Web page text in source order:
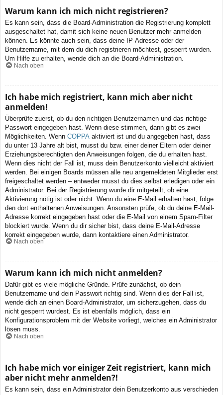
Warum kann ich mich nicht registrieren?
Es kann sein, dass die Board-Administration die Registrierung komplett
ausgeschaltet hat, damit sich keine neuen Benutzer mehr anmelden
können. Es könnte auch sein, dass deine IP-Adresse oder der
Benutzername, mit dem du dich registrieren möchtest, gesperrt wurden.
Um Hilfe zu erhalten, wende dich an die Board-Administration.
Nach oben
Ich habe mich registriert, kann mich aber nicht
anmelden!
Überprüfe zuerst, ob du den richtigen Benutzernamen und das richtige
Passwort eingegeben hast. Wenn diese stimmen, dann gibt es zwei
Möglichkeiten. Wenn COPPA aktiviert ist und du angegeben hast, dass
du unter 13 Jahre alt bist, musst du bzw. einer deiner Eltern oder deiner
Erziehungsberechtigten den Anweisungen folgen, die du erhalten hast.
Wenn dies nicht der Fall ist, muss dein Benutzerkonto vielleicht aktiviert
werden. Bei einigen Boards müssen alle neu angemeldeten Mitglieder erst
freigeschaltet werden – entweder musst du dies selbst erledigen oder ein
Administrator. Bei der Registrierung wurde dir mitgeteilt, ob eine
Aktivierung nötig ist oder nicht. Wenn du eine E-Mail erhalten hast, folge
den dort enthaltenen Anweisungen. Ansonsten prüfe, ob du deine E-Mail-
Adresse korrekt eingegeben hast oder die E-Mail von einem Spam-Filter
blockiert wurde. Wenn du dir sicher bist, dass deine E-Mail-Adresse
korrekt eingegeben wurde, dann kontaktiere einen Administrator.
Nach oben
Warum kann ich mich nicht anmelden?
Dafür gibt es viele mögliche Gründe. Prüfe zunächst, ob dein
Benutzername und dein Passwort richtig sind. Wenn dies der Fall ist,
wende dich an einen Board-Administrator, um sicherzugehen, dass du
nicht gesperrt wurdest. Es ist ebenfalls möglich, dass ein
Konfigurationsproblem mit der Website vorliegt, welches ein Administrator
lösen muss.
Nach oben
Ich habe mich vor einiger Zeit registriert, kann mich
aber nicht mehr anmelden?!
Es kann sein, dass ein Administrator dein Benutzerkonto aus verschieden